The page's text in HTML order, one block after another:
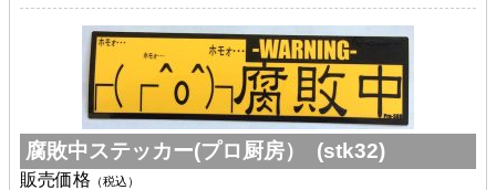
腐敗中ステッカー(プロ厨房） (stk32)
販売価格 （税込）